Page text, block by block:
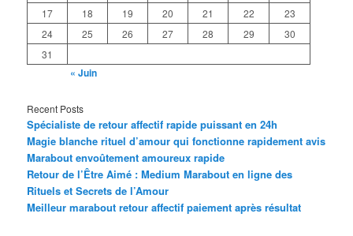
17
18 19 20 21 22
23
24
25 26 27 28 29
30
31
« Juin
Recent Posts
Spécialiste de retour affectif rapide puissant en 24h
Magie blanche rituel d’amour qui fonctionne rapidement avis
Marabout envoûtement amoureux rapide
Retour de l’Être Aimé : Medium Marabout en ligne des
Rituels et Secrets de l’Amour
Meilleur marabout retour affectif paiement après résultat